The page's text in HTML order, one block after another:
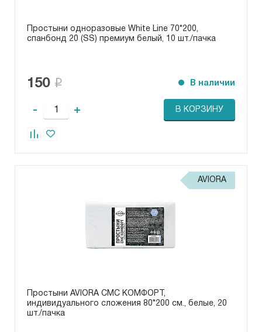
Простыни одноразовые White Line 70*200,
спанбонд 20 (SS) премиум белый, 10 шт./пачка
150 В наличии
- + В КОРЗИНУ
AVIORA
Простыни AVIORA СМС КОМФОРТ,
индивидуального сложения 80*200 см., белые, 20
шт./пачка